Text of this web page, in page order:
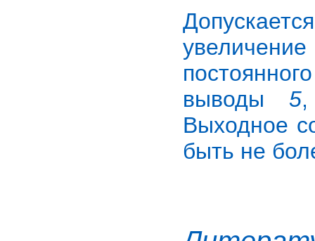
выводы 5
Выходное
быть не